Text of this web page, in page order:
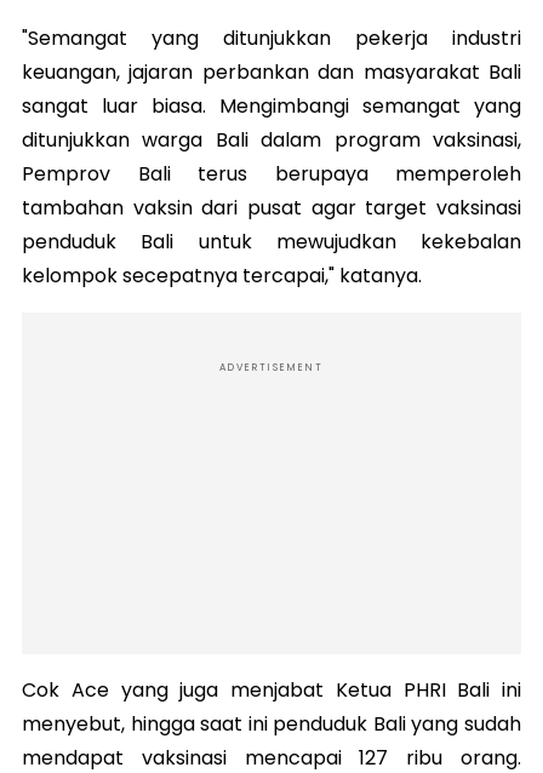
"Semangat yang ditunjukkan pekerja industri
keuangan, jajaran perbankan dan masyarakat Bali
sangat luar biasa. Mengimbangi semangat yang
ditunjukkan warga Bali dalam program vaksinasi,
Pemprov Bali terus berupaya memperoleh
tambahan vaksin dari pusat agar target vaksinasi
penduduk Bali untuk mewujudkan kekebalan
kelompok secepatnya tercapai," katanya.
ADVERTISEMENT
Cok Ace yang juga menjabat Ketua PHRI Bali ini
menyebut, hingga saat ini penduduk Bali yang sudah
mendapat vaksinasi mencapai 127 ribu orang.